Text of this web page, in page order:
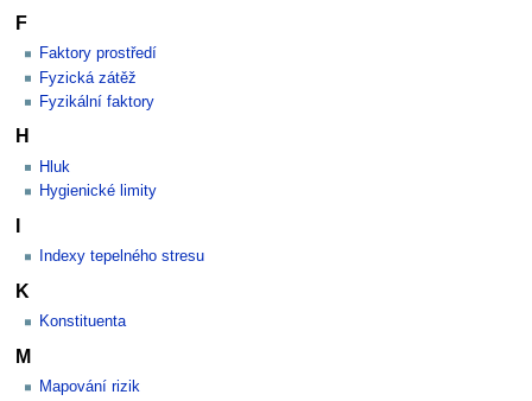
F
Faktory prostředí
Fyzická zátěž
Fyzikální faktory
H
Hluk
Hygienické limity
I
Indexy tepelného stresu
K
Konstituenta
M
Mapování rizik